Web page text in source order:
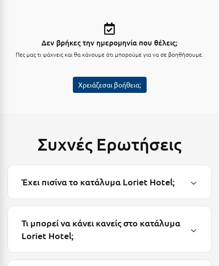
Λουτρά Υπάτης
Λούτσα
Μάνη
Μαραθώνας Αττικής
Μαρώνεια
Δεν βρήκες την ημερομηνία που θέλεις;
Πες μας τι ψάχνεις και θα κάνουμε ότι μπορούμε για να σε βοηθήσουμε.
Χρειάζεσαι βοήθεια;
Συχνές Ερωτήσεις
Έχει πισίνα το κατάλυμα Loriet Hotel;
Τι μπορεί να κάνει κανείς στο κατάλυμα
Loriet Hotel;